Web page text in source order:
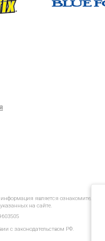
является ознакомительной.
на сайте.
с законодательством РФ.